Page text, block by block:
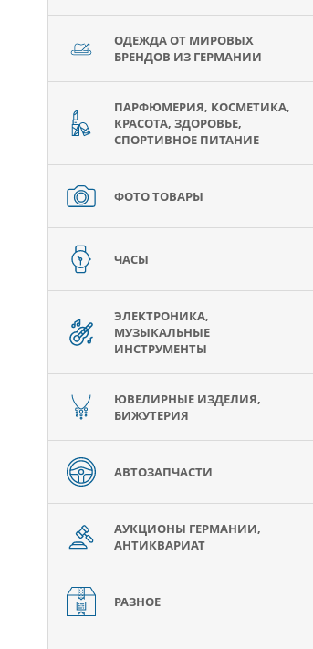
ОДЕЖДА ОТ МИРОВЫХ
БРЕНДОВ ИЗ ГЕРМАНИИ
ПАРФЮМЕРИЯ, КОСМЕТИКА,
КРАСОТА, ЗДОРОВЬЕ,
СПОРТИВНОЕ ПИТАНИЕ
ФОТО ТОВАРЫ
ЧАСЫ
ЭЛЕКТРОНИКА,
МУЗЫКАЛЬНЫЕ
ИНСТРУМЕНТЫ
ЮВЕЛИРНЫЕ ИЗДЕЛИЯ,
БИЖУТЕРИЯ
АВТОЗАПЧАСТИ
АУКЦИОНЫ ГЕРМАНИИ,
АНТИКВАРИАТ
РАЗНОЕ